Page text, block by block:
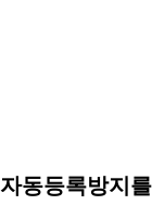
자동등록방지